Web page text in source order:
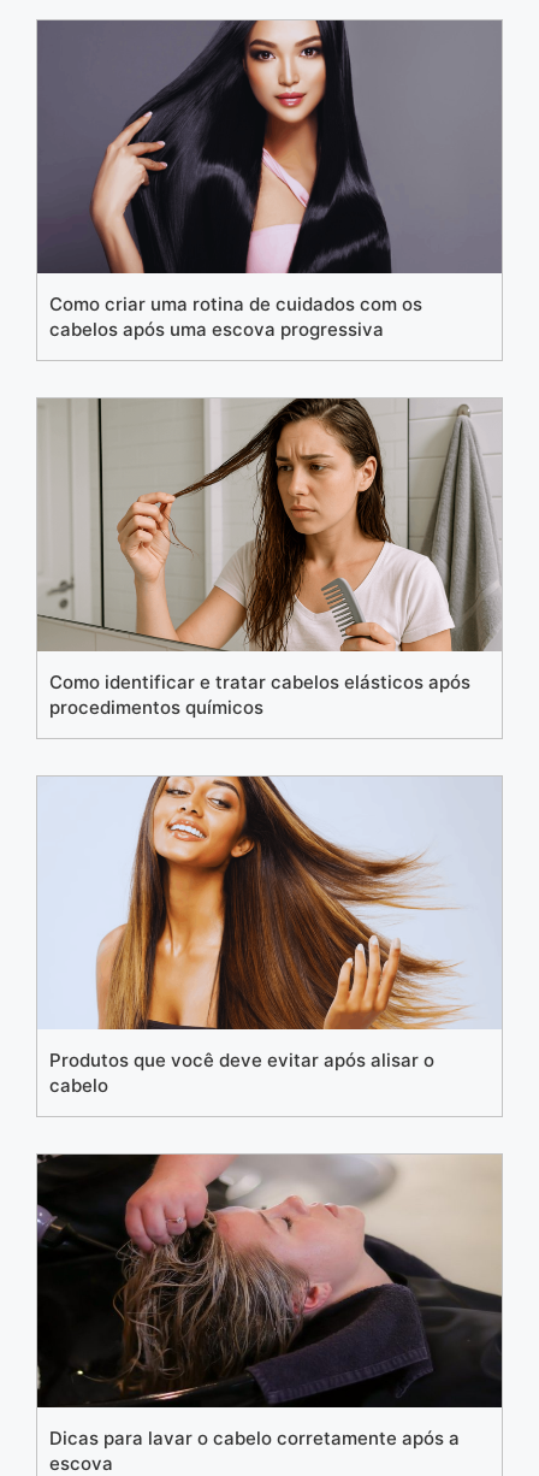
Como criar uma rotina de cuidados com os
cabelos após uma escova progressiva
Como identificar e tratar cabelos elásticos após
procedimentos químicos
Produtos que você deve evitar após alisar o
cabelo
Dicas para lavar o cabelo corretamente após a
escova